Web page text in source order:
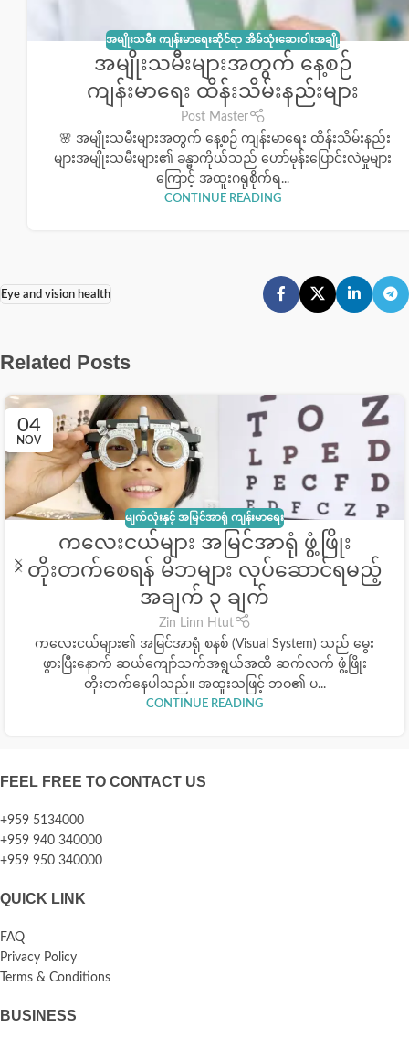
အမျိုးသမီး ကျန်းမာရေးဆိုင်ရာ အိမ်သုံးဆေးဝါးအချို့
အမျိုးသမီးများအတွက် နေ့စဉ်
ကျန်းမာရေး ထိန်းသိမ်းနည်းများ
Post Master
🌸 အမျိုးသမီးများအတွက် နေ့စဉ် ကျန်းမာရေး ထိန်းသိမ်းနည်း
များအမျိုးသမီးများ၏ ခန္ဓာကိုယ်သည် ဟော်မုန်းပြောင်းလဲမှုများ
ကြောင့် အထူးဂရုစိုက်ရ...
CONTINUE READING
Eye and vision health
Related Posts
04
NOV
မျက်လုံးနှင့် အမြင်အာရုံ ကျန်းမာရေး
ကလေးငယ်များ အမြင်အာရုံ ဖွံ့ဖြိုး
တိုးတက်စေရန် မိဘများ လုပ်ဆောင်ရမည့်
အချက် ၃ ချက်
Zin Linn Htut
ကလေးငယ်များ၏ အမြင်အာရုံ စနစ် (Visual System) သည် မွေး
ဖွားပြီးနောက် ဆယ်ကျော်သက်အရွယ်အထိ ဆက်လက် ဖွံ့ဖြိုး
တိုးတက်နေပါသည်။ အထူးသဖြင့် ဘဝ၏ ပ...
CONTINUE READING
FEEL FREE TO CONTACT US
+959 5134000
+959 940 340000
+959 950 340000
QUICK LINK
FAQ
Privacy Policy
Terms & Conditions
BUSINESS